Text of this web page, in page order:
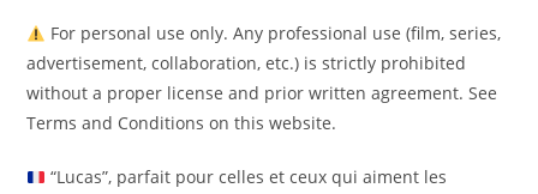
For personal use only. Any professional use (film, series,
advertisement, collaboration, etc.) is strictly prohibited
without a proper license and prior written agreement. See
Terms and Conditions on this website.
“Lucas”, parfait pour celles et ceux qui aiment les